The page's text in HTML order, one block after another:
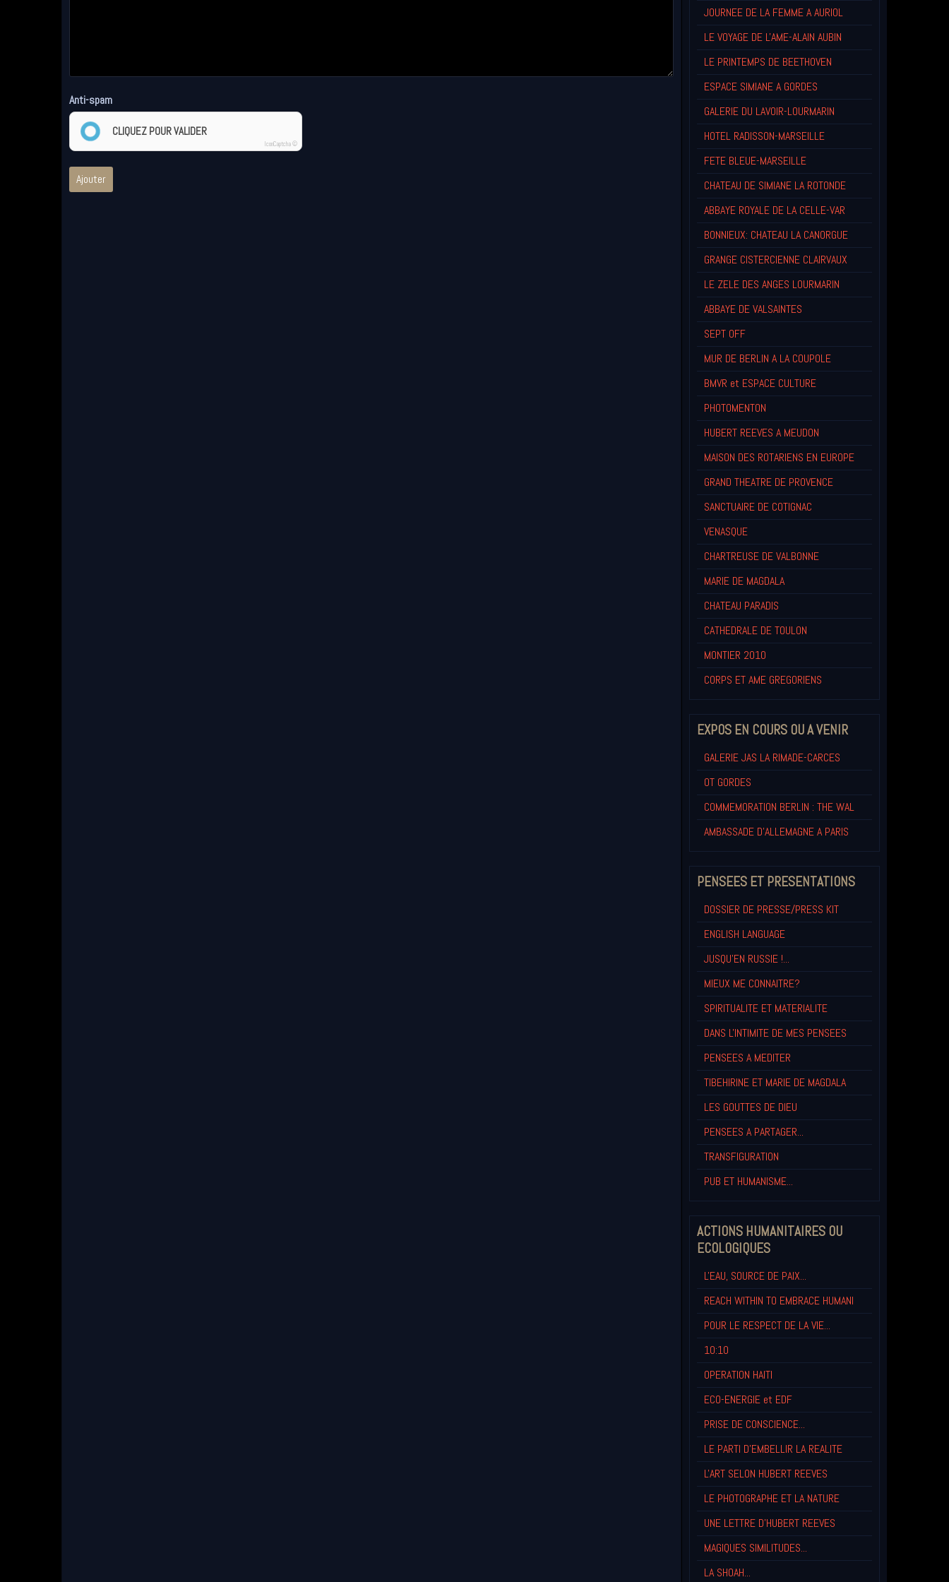
Anti-spam
CLIQUEZ POUR VALIDER
IconCaptcha ©
Ajouter
JOURNEE DE LA FEMME A AURIOL
LE VOYAGE DE L'AME-ALAIN AUBIN
LE PRINTEMPS DE BEETHOVEN
ESPACE SIMIANE A GORDES
GALERIE DU LAVOIR-LOURMARIN
HOTEL RADISSON-MARSEILLE
FETE BLEUE-MARSEILLE
CHATEAU DE SIMIANE LA ROTONDE
ABBAYE ROYALE DE LA CELLE-VAR
BONNIEUX: CHATEAU LA CANORGUE
GRANGE CISTERCIENNE CLAIRVAUX
LE ZELE DES ANGES LOURMARIN
ABBAYE DE VALSAINTES
SEPT OFF
MUR DE BERLIN A LA COUPOLE
BMVR et ESPACE CULTURE
PHOTOMENTON
HUBERT REEVES A MEUDON
MAISON DES ROTARIENS EN EUROPE
GRAND THEATRE DE PROVENCE
SANCTUAIRE DE COTIGNAC
VENASQUE
CHARTREUSE DE VALBONNE
MARIE DE MAGDALA
CHATEAU PARADIS
CATHEDRALE DE TOULON
MONTIER 2010
CORPS ET AME GREGORIENS
EXPOS EN COURS OU A VENIR
GALERIE JAS LA RIMADE-CARCES
OT GORDES
COMMEMORATION BERLIN : THE WAL
AMBASSADE D'ALLEMAGNE A PARIS
PENSEES ET PRESENTATIONS
DOSSIER DE PRESSE/PRESS KIT
ENGLISH LANGUAGE
JUSQU'EN RUSSIE !...
MIEUX ME CONNAITRE?
SPIRITUALITE ET MATERIALITE
DANS L'INTIMITE DE MES PENSEES
PENSEES A MEDITER
TIBEHIRINE ET MARIE DE MAGDALA
LES GOUTTES DE DIEU
PENSEES A PARTAGER...
TRANSFIGURATION
PUB ET HUMANISME...
ACTIONS HUMANITAIRES OU
ECOLOGIQUES
L'EAU, SOURCE DE PAIX...
REACH WITHIN TO EMBRACE HUMANI
POUR LE RESPECT DE LA VIE...
10:10
OPERATION HAITI
ECO-ENERGIE et EDF
PRISE DE CONSCIENCE...
LE PARTI D'EMBELLIR LA REALITE
L'ART SELON HUBERT REEVES
LE PHOTOGRAPHE ET LA NATURE
UNE LETTRE D'HUBERT REEVES
MAGIQUES SIMILITUDES...
LA SHOAH...